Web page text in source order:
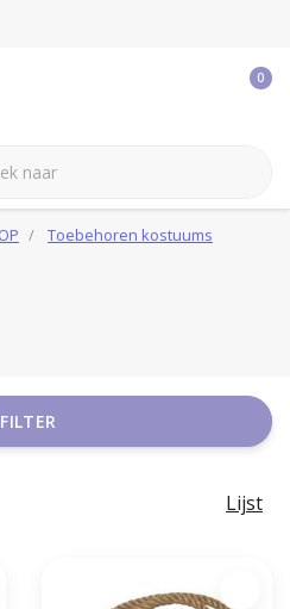
0
Toebehoren kostuums
FILTER
Lijst